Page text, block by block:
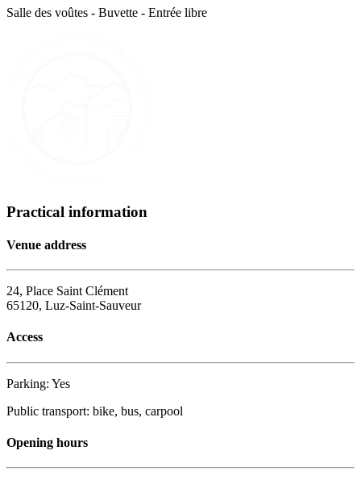
Salle des voûtes - Buvette - Entrée libre
Practical information
Venue address
24, Place Saint Clément
65120, Luz-Saint-Sauveur
Access
Parking: Yes
Public transport: bike, bus, carpool
Opening hours